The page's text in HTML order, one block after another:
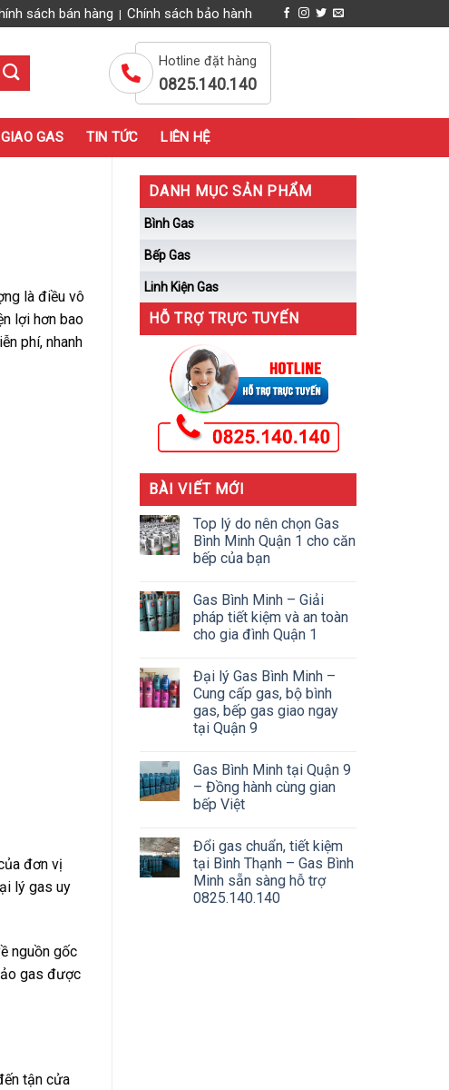
sách bán hàng Chính sách bảo hành
Hotline đặt hàng
0825.140.140
GAS TIN TỨC LIÊN HỆ
là điều vô
lợi hơn bao
phí, nhanh
đơn vị
lý gas uy
nguồn gốc
gas được
tận cửa
DANH MỤC SẢN PHẨM
Bình Gas
Bếp Gas
Linh Kiện Gas
HỖ TRỢ TRỰC TUYẾN
BÀI VIẾT MỚI
Top lý do nên chọn Gas
Bình Minh Quận 1 cho căn
bếp của bạn
Gas Bình Minh – Giải
pháp tiết kiệm và an toàn
cho gia đình Quận 1
Đại lý Gas Bình Minh –
Cung cấp gas, bộ bình
gas, bếp gas giao ngay
tại Quận 9
Gas Bình Minh tại Quận 9
– Đồng hành cùng gian
bếp Việt
Đổi gas chuẩn, tiết kiệm
tại Bình Thạnh – Gas Bình
Minh sẵn sàng hỗ trợ
0825.140.140